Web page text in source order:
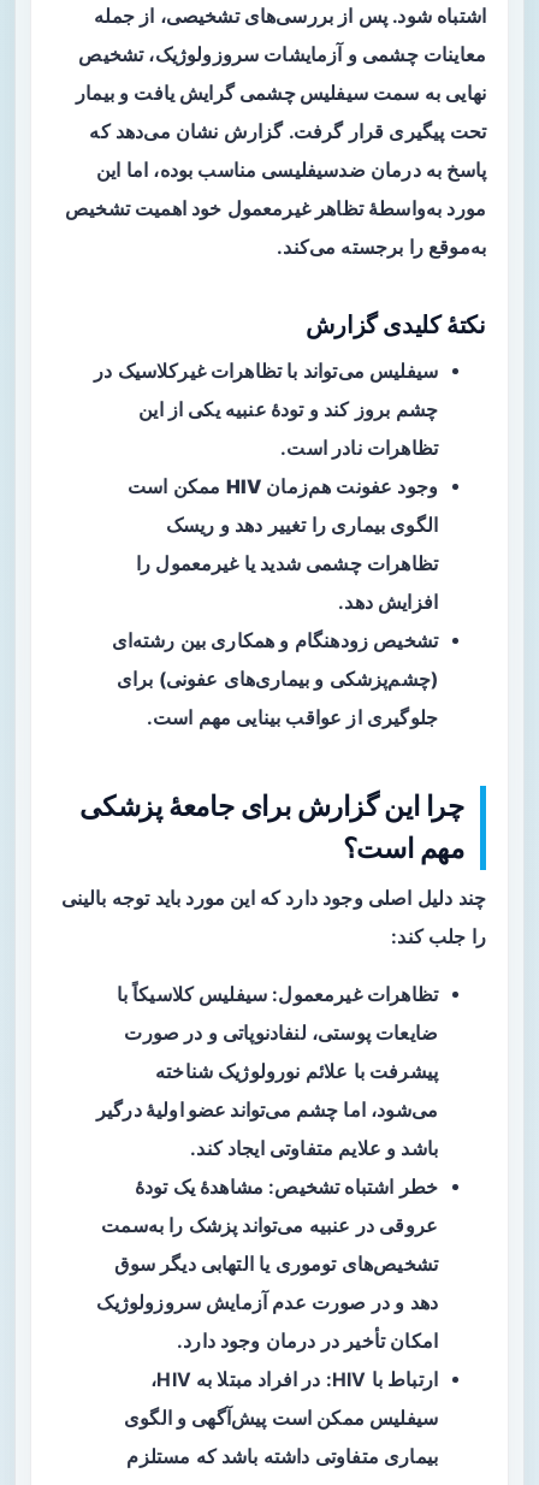
اشتباه شود. پس از بررسی‌های تشخیصی، از جمله
معاینات چشمی و آزمایشات سروزولوژیک، تشخیص
نهایی به سمتسیفلیس چشمی گرایش یافت و بیمار
تحت پیگیری قرار گرفت. گزارش نشان می‌دهد که
پاسخ به درمان ضدسیفلیسی مناسب بوده، اما این
مورد به‌واسطهٔ تظاهر غیرمعمول خود اهمیت تشخیص
به‌موقع را برجسته می‌کند.
نکتهٔ کلیدی گزارش
سیفلیس می‌تواند با تظاهراتغیرکلاسیک در
چشم بروز کند وتودهٔ عنبیه یکی از این
تظاهرات نادر است.
وجود عفونت هم‌زمان HIV ممکن است
الگوی بیماری را تغییر دهد و ریسک
تظاهرات چشمی شدید یا غیرمعمول را
افزایش دهد.
تشخیص زودهنگام و همکاری بین رشته‌ای
(چشم‌پزشکی و بیماری‌های عفونی) برای
جلوگیری از عواقب بینایی مهم است.
چرا این گزارش برای جامعهٔ پزشکی
مهم است؟
چند دلیل اصلی وجود دارد که این مورد باید توجه بالینی
را جلب کند:
تظاهرات غیرمعمول: سیفلیس کلاسیکاً با
ضایعات پوستی، لنفادنوپاتی و در صورت
پیشرفت با علائم نورولوژیک شناخته
می‌شود، اما چشم می‌تواند عضو اولیهٔ درگیر
باشد و علایم متفاوتی ایجاد کند.
خطر اشتباه تشخیص: مشاهدهٔ یک تودهٔ
عروقی در عنبیه می‌تواند پزشک را به‌سمت
تشخیص‌های توموری یا التهابی دیگر سوق
دهد و در صورت عدم آزمایش سروزولوژیک
امکان تأخیر در درمان وجود دارد.
ارتباط با HIV: در افراد مبتلا به HIV،
سیفلیس ممکن است پیش‌آگهی و الگوی
بیماری متفاوتی داشته باشد که مستلزم